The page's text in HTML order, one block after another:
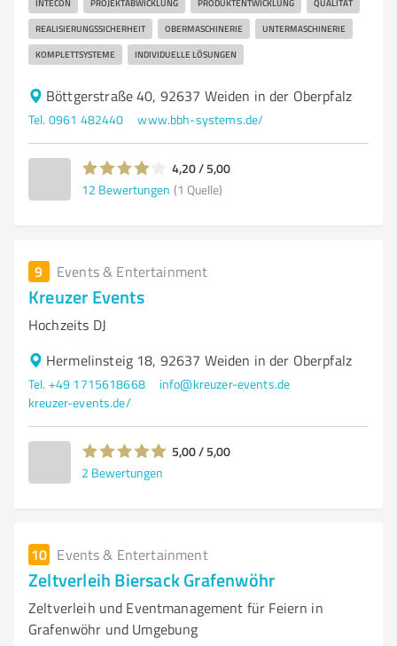
INTECON PROJEKTABWICKLUNG PRODUKTENTWICKLUNG QUALITÄT
REALISIERUNGSSICHERHEIT OBERMASCHINERIE UNTERMASCHINERIE
KOMPLETTSYSTEME INDIVIDUELLE LÖSUNGEN
Böttgerstraße 40, 92637 Weiden in der Oberpfalz
Tel. 0961 482440 www.bbh-systems.de/
4,20 / 5,00
12 Bewertungen (1 Quelle)
9 Events & Entertainment
Kreuzer Events
Hochzeits DJ
Hermelinsteig 18, 92637 Weiden in der Oberpfalz
Tel. +49 1715618668
info@kreuzer-events.de
kreuzer-events.de/
5,00 / 5,00
2 Bewertungen
10 Events & Entertainment
Zeltverleih Biersack Grafenwöhr
Zeltverleih und Eventmanagement für Feiern in
Grafenwöhr und Umgebung